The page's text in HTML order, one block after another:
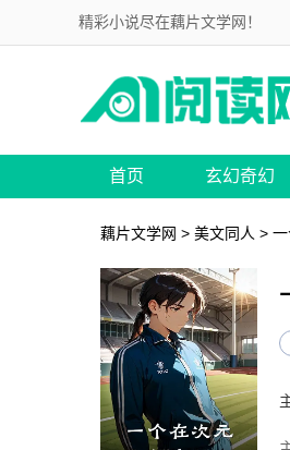
精彩小说尽在藕片文学网！
首页 玄幻奇幻
藕片文学网 > 美文同人 >